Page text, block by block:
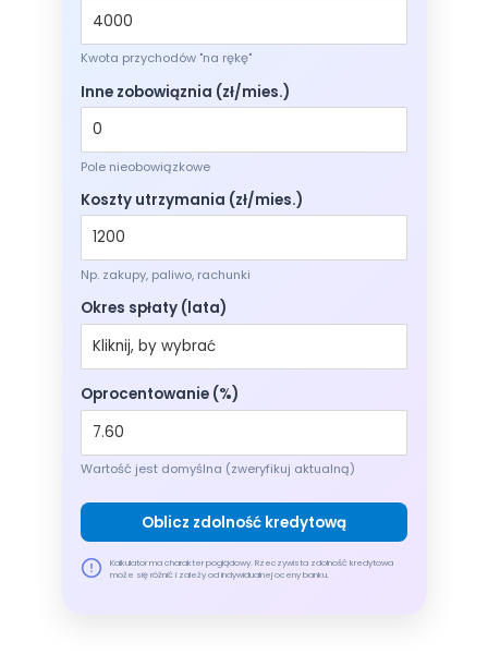
Kwota przychodów "na rękę"
Inne zobowiąznia (zł/mies.)
Pole nieobowiązkowe
Koszty utrzymania (zł/mies.)
Np. zakupy, paliwo, rachunki
Okres spłaty (lata)
Oprocentowanie (%)
Wartość jest domyślna (zweryfikuj aktualną)
Oblicz zdolność kredytową
Kalkulator ma charakter poglądowy. Rzeczywista zdolność kredytowa
może się różnić i zależy od indywidualnej oceny banku.